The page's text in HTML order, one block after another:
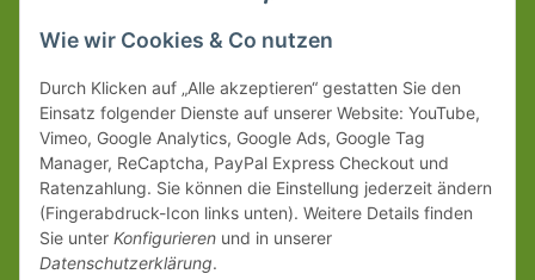
Wie wir Cookies & Co nutzen
Durch Klicken auf „Alle akzeptieren“ gestatten Sie den
Einsatz folgender Dienste auf unserer Website: YouTube,
Vimeo, Google Analytics, Google Ads, Google Tag
Manager, ReCaptcha, PayPal Express Checkout und
Ratenzahlung. Sie können die Einstellung jederzeit ändern
(Fingerabdruck-Icon links unten). Weitere Details finden
Sie unter Konfigurieren und in unserer
Datenschutzerklärung.